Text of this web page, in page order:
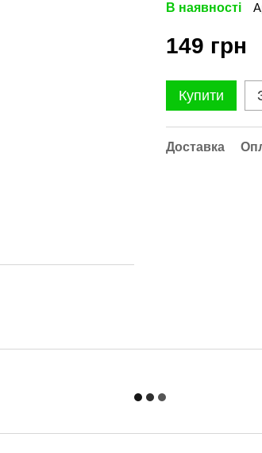
В наявності
149 грн
Купити
Доставка